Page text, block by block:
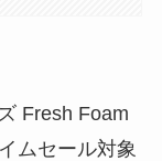
Fresh Foam
ムセール対象